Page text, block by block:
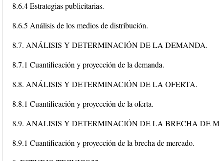
8.6.4 Estrategias publicitarias.
8.6.5 Análisis de los medios de distribución.
8.7. ANÁLISIS Y DETERMINACIÓN DE LA DEMANDA.
8.7.1 Cuantificación y proyección de la demanda.
8.8. ANÁLISIS Y DETERMINACIÓN DE LA OFERTA.
8.8.1 Cuantificación y proyección de la oferta.
8.9. ANALISIS Y DETERMINACIÓN DE LA BRECHA DE
8.9.1 Cuantificación y proyección de la brecha de mercado.